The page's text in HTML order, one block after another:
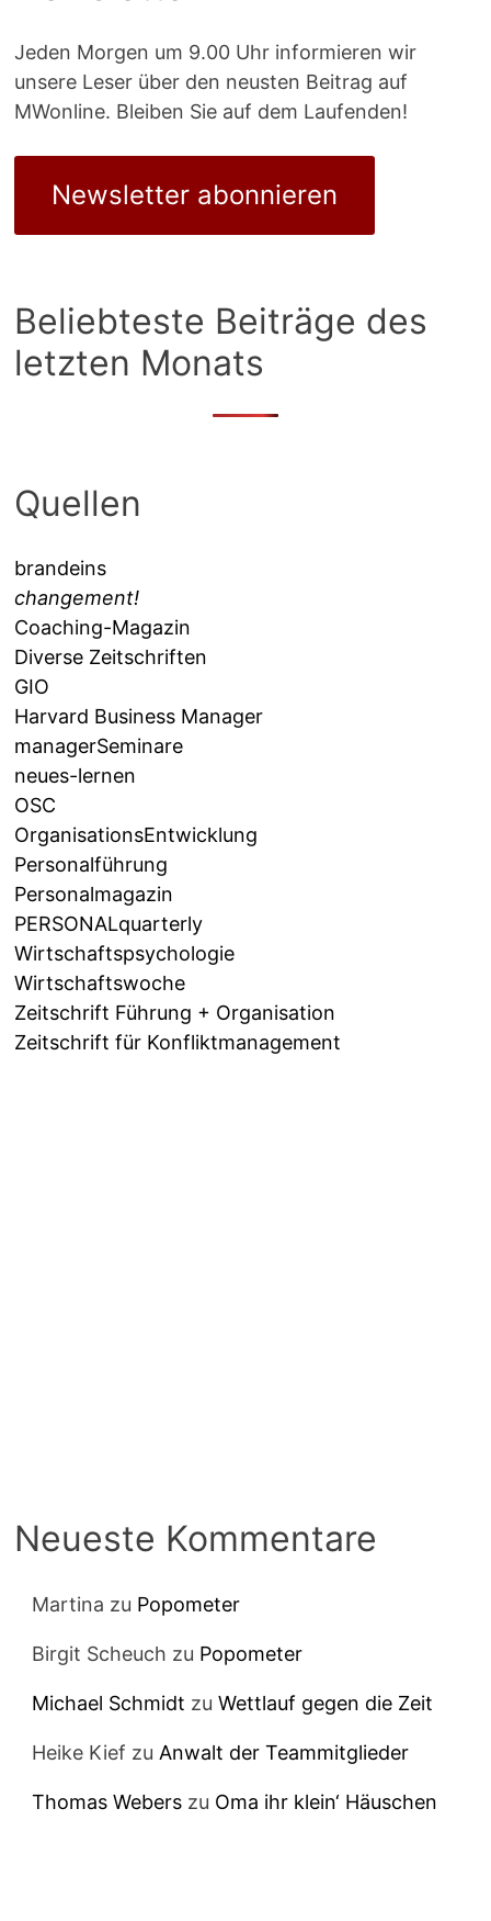
Jeden Morgen um 9.00 Uhr informieren wir
unsere Leser über den neusten Beitrag auf
MWonline. Bleiben Sie auf dem Laufenden!
Newsletter abonnieren
Beliebteste Beiträge des
letzten Monats
Quellen
brandeins
changement!
Coaching-Magazin
Diverse Zeitschriften
GIO
Harvard Business Manager
managerSeminare
neues-lernen
OSC
OrganisationsEntwicklung
Personalführung
Personalmagazin
PERSONALquarterly
Wirtschaftspsychologie
Wirtschaftswoche
Zeitschrift Führung + Organisation
Zeitschrift für Konfliktmanagement
Neueste Kommentare
Martina zu Popometer
Birgit Scheuch zu Popometer
Michael Schmidt zuWettlauf gegen die Zeit
Heike Kief zu Anwalt der Teammitglieder
Thomas Webers zu Oma ihr klein‘ Häuschen